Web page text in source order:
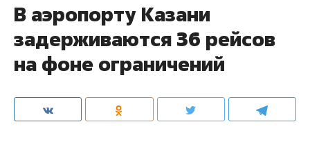
В аэропорту Казани
задерживаются 36 рейсов
на фоне ограничений